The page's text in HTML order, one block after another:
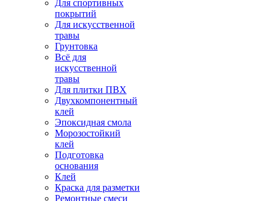
Для спортивных
покрытий
Для искусственной
травы
Грунтовка
Всё для
искусственной
травы
Для плитки ПВХ
Двухкомпонентный
клей
Эпоксидная смола
Морозостойкий
клей
Подготовка
основания
Клей
Краска для разметки
Ремонтные смеси